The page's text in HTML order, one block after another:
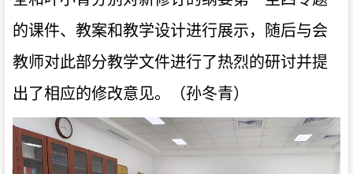
的课件、教案和教学设计进行展示，随后与会
教师对此部分教学文件进行了热烈的研讨并提
出了相应的修改意见。（孙冬青）